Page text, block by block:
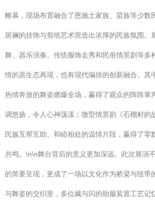
帷幕，现场布置融合了恩施土家族、苗族等少数
斑斓的挂饰与剪纸艺术营造出浓厚的民族氛围。
舞、器乐演奏、传统服饰走秀和民俗情景剧等多
情的原生态再现，也有现代编排的创新融合。其
热情奔放的舞姿燃爆全场，赢得了观众的阵阵掌
调悠扬，令人心神荡漾；微型情景剧《石榴籽的
民族互帮互助、和睦相处的温情片段，赢得了零
共鸣。\n\n舞台背后的意义更加深远。此次展演
的简要呈现，更成了一场以文化作为桥梁与纽带
与舞姿的交织里，多位藏与闪的助服装置工艺记